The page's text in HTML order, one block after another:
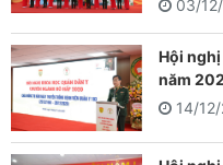
03/
Hội nghị
năm
14/